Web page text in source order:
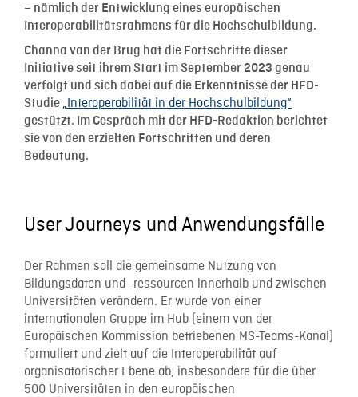
– nämlich der Entwicklung eines europäischen
Interoperabilitätsrahmens für die Hochschulbildung.
Channa van der Brug hat die Fortschritte dieser
Initiative seit ihrem Start im September 2023 genau
verfolgt und sich dabei auf die Erkenntnisse der HFD-
Studie „Interoperabilität in der Hochschulbildung“
gestützt. Im Gespräch mit der HFD-Redaktion berichtet
sie von den erzielten Fortschritten und deren
Bedeutung.
User Journeys und Anwendungsfälle
Der Rahmen soll die gemeinsame Nutzung von
Bildungsdaten und -ressourcen innerhalb und zwischen
Universitäten verändern. Er wurde von einer
internationalen Gruppe im Hub (einem von der
Europäischen Kommission betriebenen MS-Teams-Kanal)
formuliert und zielt auf die Interoperabilität auf
organisatorischer Ebene ab, insbesondere für die über
500 Universitäten in den europäischen